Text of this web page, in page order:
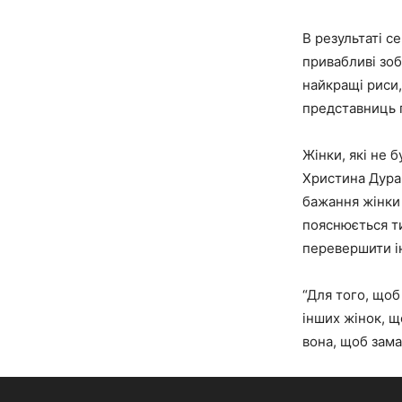
В результаті
привабливі
найкращі
представниць
Жінки, які не
Христина
бажання жінки
пояснюється
перевершити
“Для того, щоб
інших жінок,
вона, щоб